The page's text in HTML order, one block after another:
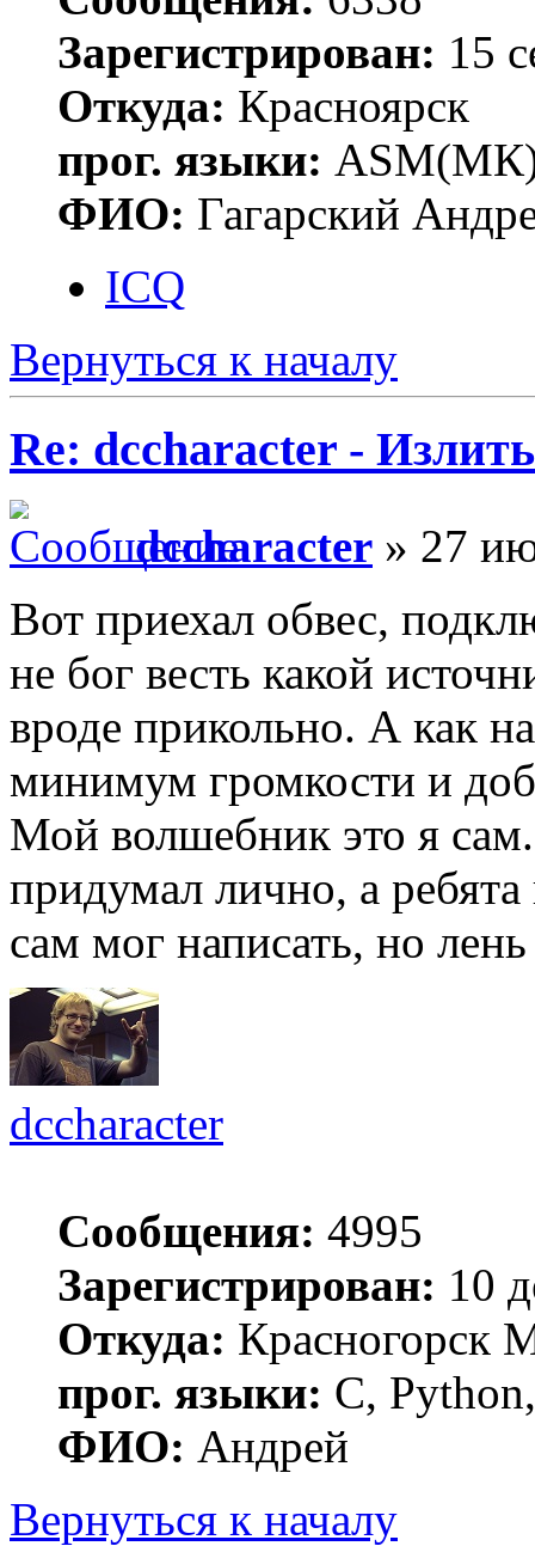
Зарегистрирован: 15
Откуда: Красноярск
прог. языки:
ФИО: Гагарский
ICQ
Вернуться к началу
Re: dccharacter -
dccharacter » 27
Вот приехал обвес,
не бог весть какой
вроде прикольно. А как
минимум громкости и
Мой волшебник это я
придумал лично, а
сам мог написать, но
dccharacter
Сообщения: 4995
Зарегистрирован: 10
Откуда: Красногорск
прог. языки: C,
ФИО: Андрей
Вернуться к началу